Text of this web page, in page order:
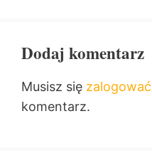
Dodaj komentarz
Musisz się zalogować
komentarz.